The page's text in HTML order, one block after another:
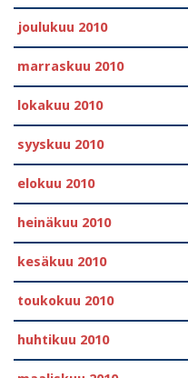
joulukuu 2010
marraskuu 2010
lokakuu 2010
syyskuu 2010
elokuu 2010
heinäkuu 2010
kesäkuu 2010
toukokuu 2010
huhtikuu 2010